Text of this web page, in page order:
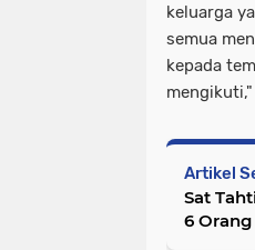
keluarga
semua
kepada
Artikel
Sat
6